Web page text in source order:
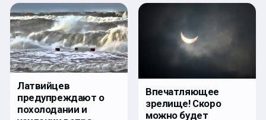
Латвийцев
предупреждают о
похолодании и
Впечатляющее
зрелище! Скоро
можно будет